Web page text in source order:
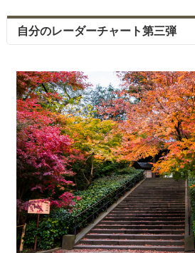
自分のレーダーチャート第三弾